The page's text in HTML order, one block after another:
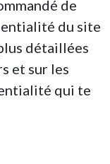
de
du site
détaillées
et sur les
qui te